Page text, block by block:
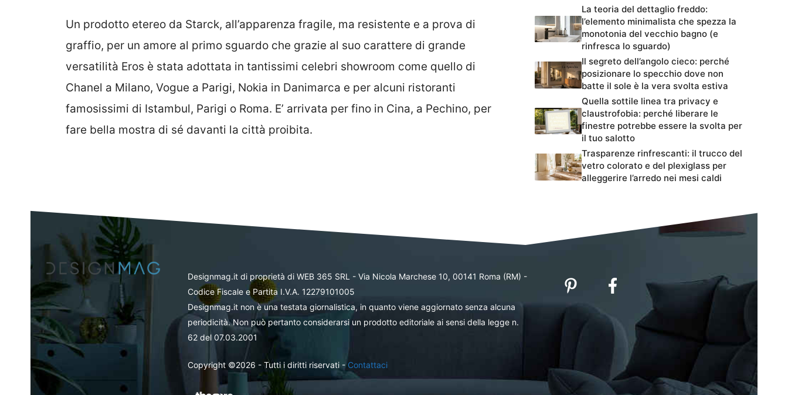
Un prodotto etereo da Starck, all’apparenza fragile, ma resistente e a prova di
graffio, per un amore al primo sguardo che grazie al suo carattere di grande
versatilità Eros è stata adottata in tantissimi celebri showroom come quello di
Chanel a Milano, Vogue a Parigi, Nokia in Danimarca e per alcuni ristoranti
famosissimi di Istambul, Parigi o Roma. E’ arrivata per fino in Cina, a Pechino, per
fare bella mostra di sé davanti la città proibita.
La teoria del dettaglio freddo:
l’elemento minimalista che spezza la
monotonia del vecchio bagno (e
rinfresca lo sguardo)
Il segreto dell’angolo cieco: perché
posizionare lo specchio dove non
batte il sole è la vera svolta estiva
Quella sottile linea tra privacy e
claustrofobia: perché liberare le
finestre potrebbe essere la svolta per
il tuo salotto
Trasparenze rinfrescanti: il trucco del
vetro colorato e del plexiglass per
alleggerire l’arredo nei mesi caldi
Designmag.it di proprietà di WEB 365 SRL - Via Nicola Marchese 10, 00141 Roma (RM) -
Codice Fiscale e Partita I.V.A. 12279101005
Designmag.it non è una testata giornalistica, in quanto viene aggiornato senza alcuna
periodicità. Non può pertanto considerarsi un prodotto editoriale ai sensi della legge n.
62 del 07.03.2001
Copyright ©2026 - Tutti i diritti riservati -Contattaci